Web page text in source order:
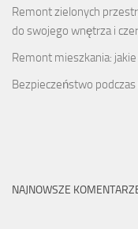
Remont zielonych
do swojego wnętrza i
Remont mieszkania:
Bezpieczeństwo
NAJNOWSZE